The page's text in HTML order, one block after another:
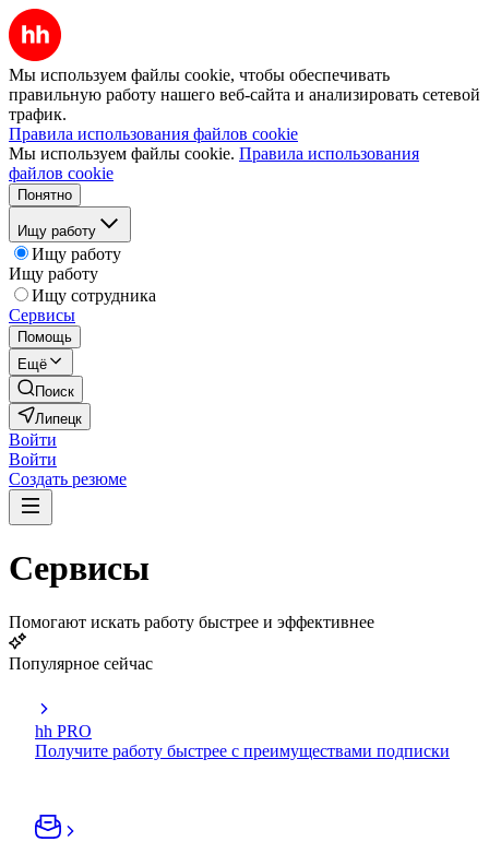
Мы используем файлы cookie, чтобы обеспечивать
правильную работу нашего веб-сайта и анализировать сетевой
трафик.
Правила использования файлов cookie
Мы используем файлы cookie. Правила использования
файлов cookie
Понятно
Ищу работу
Ищу работу
Ищу работу
Ищу сотрудника
Сервисы
Помощь
Ещё
Поиск
Липецк
Войти
Войти
Создать резюме
Сервисы
Помогают искать работу быстрее и эффективнее
Популярное сейчас
hh PRO
Получите работу быстрее с преимуществами подписки